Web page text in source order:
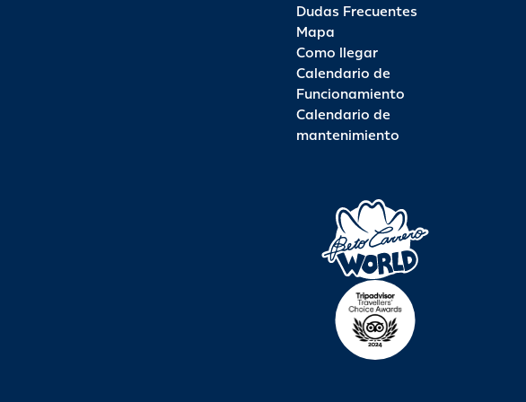
Dudas Frecuentes
Mapa
Como llegar
Calendario de
Funcionamiento
Calendario de
mantenimiento